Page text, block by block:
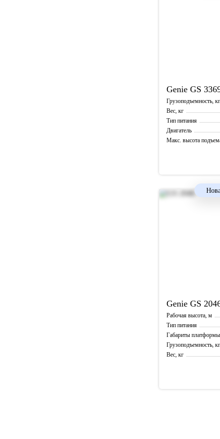
Genie GS
Грузоподъемность, кг
Вес, кг
Тип питания
Двигатель
Макс. высота
Genie GS
Рабочая высота, м
Тип питания
Габариты платформы
Грузоподъемность, кг
Вес, кг